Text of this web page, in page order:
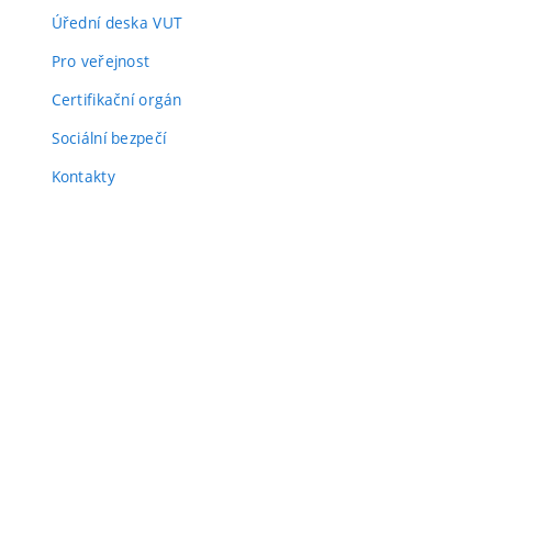
Úřední deska VUT
Pro veřejnost
Certifikační orgán
Sociální bezpečí
Kontakty